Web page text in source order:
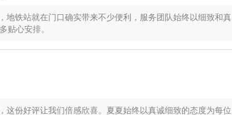
地铁站就在门口确实带来不少便利，服务团队始终以细致和真
贴心安排。
这份好评让我们倍感欣喜。夏夏始终以真诚细致的态度为每位